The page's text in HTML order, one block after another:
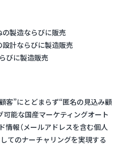
の製造ならびに販売
設計ならびに製造販売
びに製造販売
顧客”にとどまらず“匿名の見込み顧
能な国産マーケティングオート
情報（メールアドレスを含む個人
てのナーチャリングを実現する